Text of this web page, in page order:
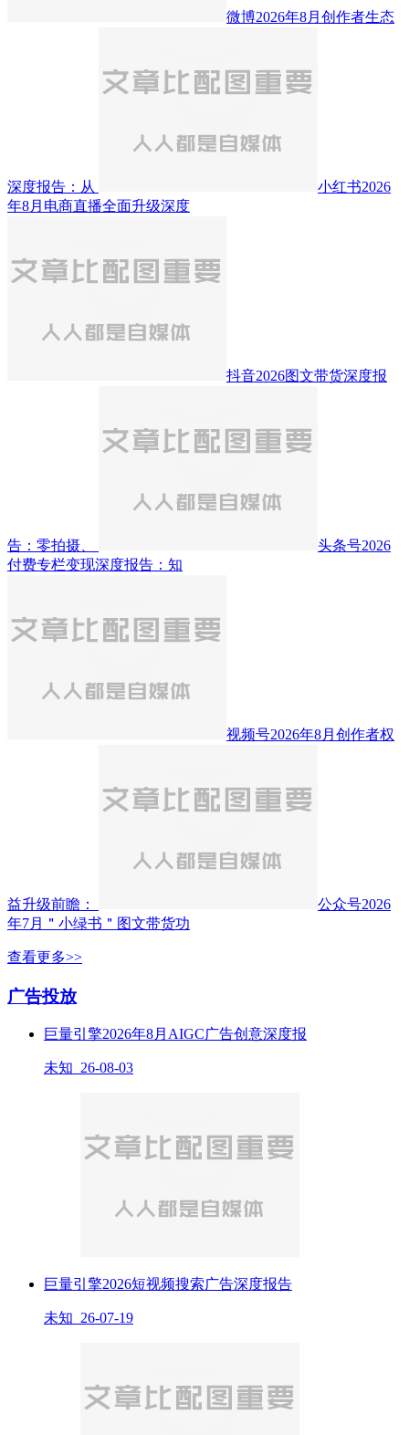
微博2026年8月创作者生态
深度报告：从
小红书2026
年8月电商直播全面升级深度
抖音2026图文带货深度报
告：零拍摄、
头条号2026
付费专栏变现深度报告：知
视频号2026年8月创作者权
益升级前瞻：
公众号2026
年7月＂小绿书＂图文带货功
查看更多>>
广告投放
巨量引擎2026年8月AIGC广告创意深度报
未知 26-08-03
巨量引擎2026短视频搜索广告深度报告
未知 26-07-19